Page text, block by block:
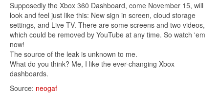
Supposedly the Xbox 360 Dashboard, come November 15, will
look and feel just like this: New sign in screen, cloud storage
settings, and Live TV. There are some screens and two videos,
which could be removed by YouTube at any time. So watch 'em
now!
The source of the leak is unknown to me.
What do you think? Me, I like the ever-changing Xbox
dashboards.
Source: neogaf